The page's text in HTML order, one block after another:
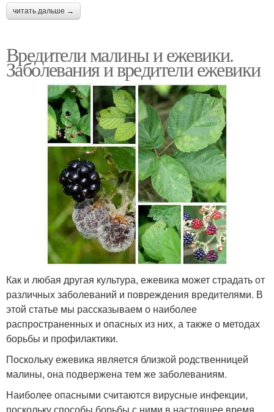
читать дальше →
Вредители малины и ежевики.
Заболевания и вредители ежевики
Как и любая другая культура, ежевика может страдать от
различных заболеваний и повреждения вредителями. В
этой статье мы рассказываем о наиболее
распространенных и опасных из них, а также о методах
борьбы и профилактики.
Поскольку ежевика является близкой родственницей
малины, она подвержена тем же заболеваниям.
Наиболее опасными считаются вирусные инфекции,
поскольку способы борьбы с ними в настоящее время